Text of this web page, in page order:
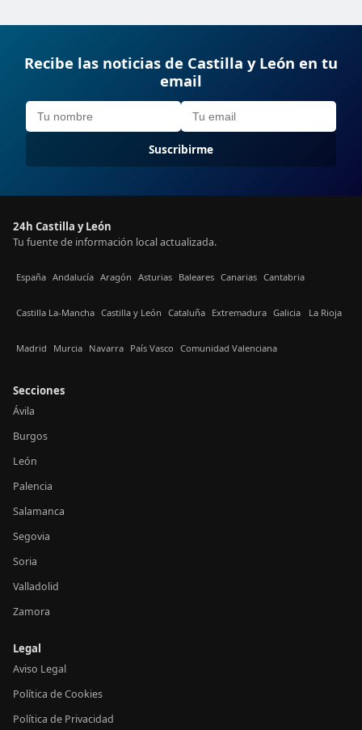
Recibe las noticias de Castilla y León en tu
email
Suscribirme
24h Castilla y León
Tu fuente de información local actualizada.
España Andalucía Aragón Asturias Baleares Canarias Cantabria
Castilla La-Mancha Castilla y León Cataluña Extremadura Galicia La Rioja
Madrid Murcia Navarra País Vasco Comunidad Valenciana
Secciones
Ávila
Burgos
León
Palencia
Salamanca
Segovia
Soria
Valladolid
Zamora
Legal
Aviso Legal
Política de Cookies
Política de Privacidad